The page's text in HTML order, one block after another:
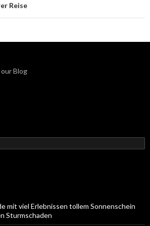
Reise
Blog
mit viel Erlebnissen tollem Sonnenschein
Sturmschaden